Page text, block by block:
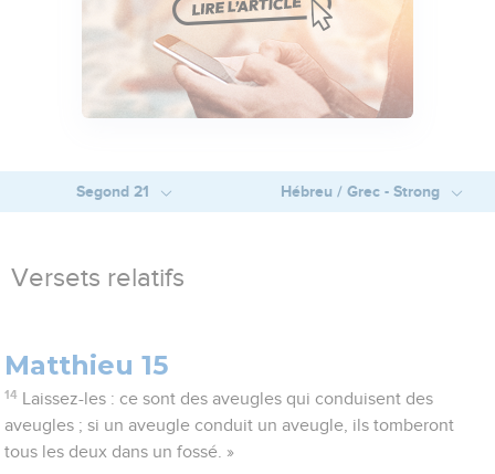
Segond 21 Hébreu / Grec - Strong
Versets relatifs
Matthieu 15
14
Laissez-les : ce sont des aveugles qui conduisent des
aveugles ; si un aveugle conduit un aveugle, ils tomberont
tous les deux dans un fossé. »